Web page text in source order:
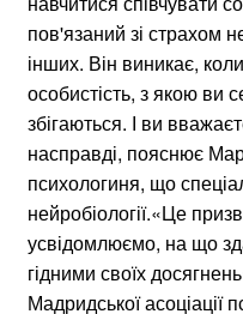
пов'язаний зі страхом
інших. Він виникає,
особистість, з якою ви
збігаються. І ви
насправді, пояснює
психологиня, що
нейробіології.«Це
усвідомлюємо, на що
гідними своїх
Мадридської асоціації